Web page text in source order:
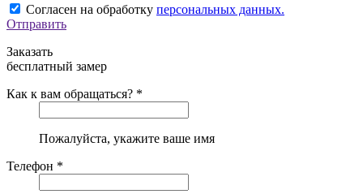
Согласен на обработку персональных данных.
Отправить
Заказать
бесплатный замер
Как к вам обращаться? *
Пожалуйста, укажите ваше имя
Телефон *